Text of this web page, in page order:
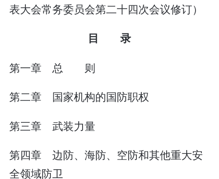
表大会常务委员会第二十四次会议修订）
目 录
第一章 总 则
第二章 国家机构的国防职权
第三章 武装力量
第四章 边防、海防、空防和其他重大安
全领域防卫